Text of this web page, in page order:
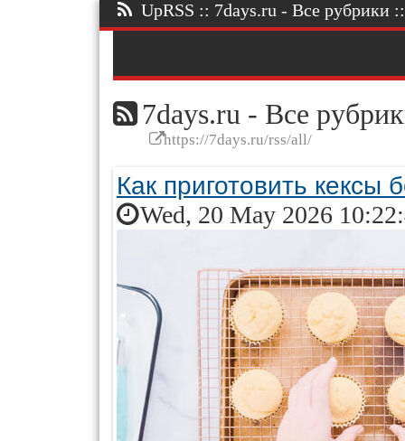
UpRSS :: 7days.ru - Все рубрики
7days.ru - Все
https://7days.ru/rss/all/
Как приготовить
Wed, 20 May 2026